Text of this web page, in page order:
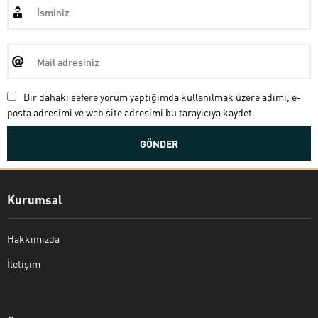
Bir dahaki sefere yorum yaptığımda kullanılmak üzere adımı, e-
posta adresimi ve web site adresimi bu tarayıcıya kaydet.
Kurumsal
Hakkımızda
İletişim